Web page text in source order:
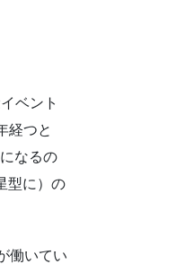
ベント
経つと
なるの
型に）の
働いてい